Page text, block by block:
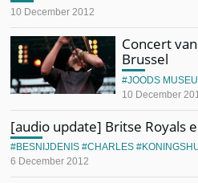
10 December 2012
Concert
Brussel
10 December
JOODS
[audio update] Britse Royals
6 December 2012
BESNIJDENIS CHARLES